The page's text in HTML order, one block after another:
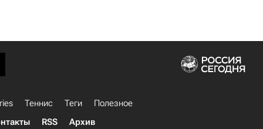
Теннис Теги
Полезное
RSS Архив